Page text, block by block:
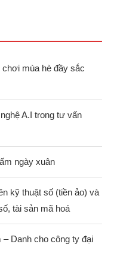
chơi mùa hè đầy sắc
A.I trong tư vấn
ngày xuân
kỹ thuật số (tiền ảo) và
tài sản mã hoá
Danh cho công ty đại